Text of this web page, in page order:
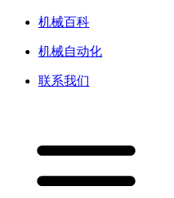
机械百科
机械自动化
联系我们